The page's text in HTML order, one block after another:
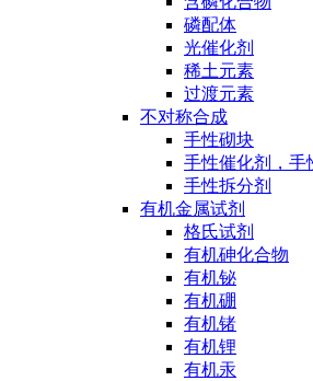
磷配体
光催化剂
稀土元素
过渡元素
不对称合成
手性砌块
手性催化剂，手
手性拆分剂
有机金属试剂
格氏试剂
有机砷化合物
有机铋
有机硼
有机锗
有机锂
有机汞